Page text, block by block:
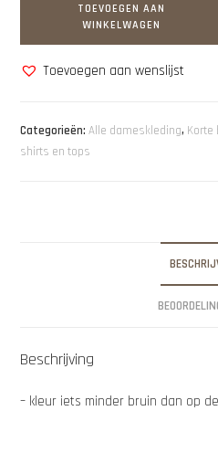
TOEVOEGEN AAN
WINKELWAGEN
Toevoegen aan wenslijst
Categorieën:Alle dameskleding, Korte
shirts en tops
Beschrijving
– kleur iets minder bruin dan op